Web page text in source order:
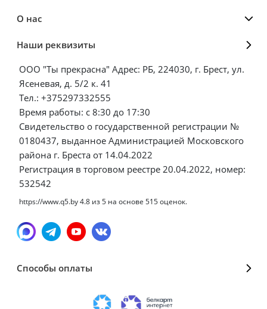
О нас
Наши реквизиты
ООО "Ты прекрасна" Адрес: РБ, 224030, г. Брест, ул.
Ясеневая, д. 5/2 к. 41
Тел.: +375297332555
Время работы: с 8:30 до 17:30
Свидетельство о государственной регистрации №
0180437, выданное Администрацией Московского
района г. Бреста от 14.04.2022
Регистрация в торговом реестре 20.04.2022, номер:
532542
https://www.q5.by4.8 из5 на основе 515оценок.
Способы оплаты